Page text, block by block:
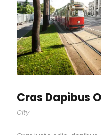
Cras Dapibus
City